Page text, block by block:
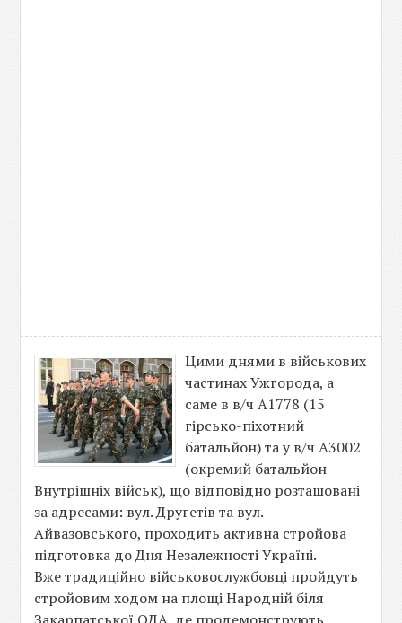
Цими днями в військових
частинах Ужгорода, а
саме в в/ч А1778 (15
гірсько-піхотний
батальйон) та у в/ч А3002
(окремий батальйон
Внутрішніх військ), що відповідно розташовані
за адресами: вул. Другетів та вул.
Айвазовського, проходить активна стройова
підготовка до Дня Незалежності Україні.
Вже традиційно військовослужбовці пройдуть
стройовим ходом на площі Народній біля